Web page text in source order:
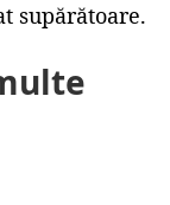
supărătoare.